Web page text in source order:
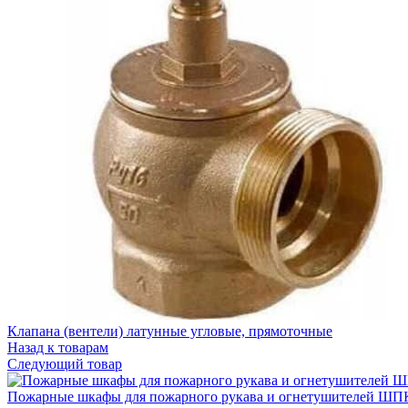
Клапана (вентели) латунные угловые, прямоточные
Назад к товарам
Следующий товар
Пожарные шкафы для пожарного рукава и огнетушителей